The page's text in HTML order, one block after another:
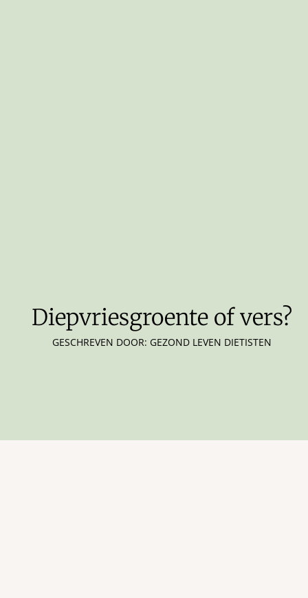
Diepvriesgroente of vers?
GESCHREVEN DOOR: GEZOND LEVEN DIETISTEN